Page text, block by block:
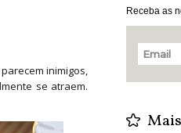
De Queijos
Queijo Novidades Sobre Cervejas
Países E Regiões De
E
inimigos,
se atraem.
Receba as